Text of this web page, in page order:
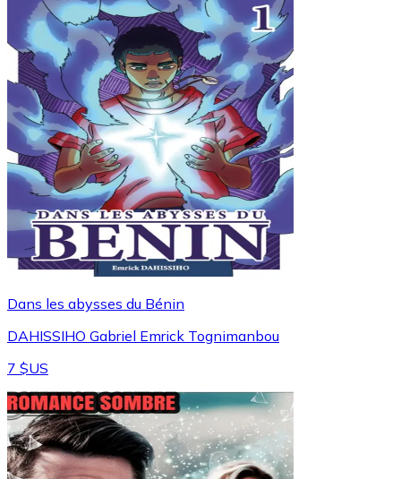
Dans les abysses du Bénin
DAHISSIHO Gabriel Emrick Tognimanbou
7 $US